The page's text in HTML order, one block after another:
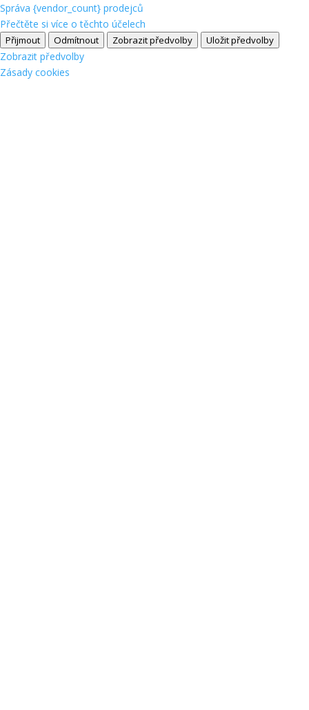
Správa {vendor_count} prodejců
Přečtěte si více o těchto účelech
Přijmout Odmítnout Zobrazit předvolby Uložit předvolby
Zobrazit předvolby
Zásady cookies